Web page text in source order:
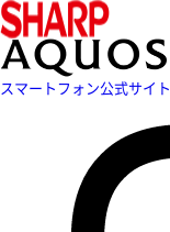
スマートフォン公式サイト